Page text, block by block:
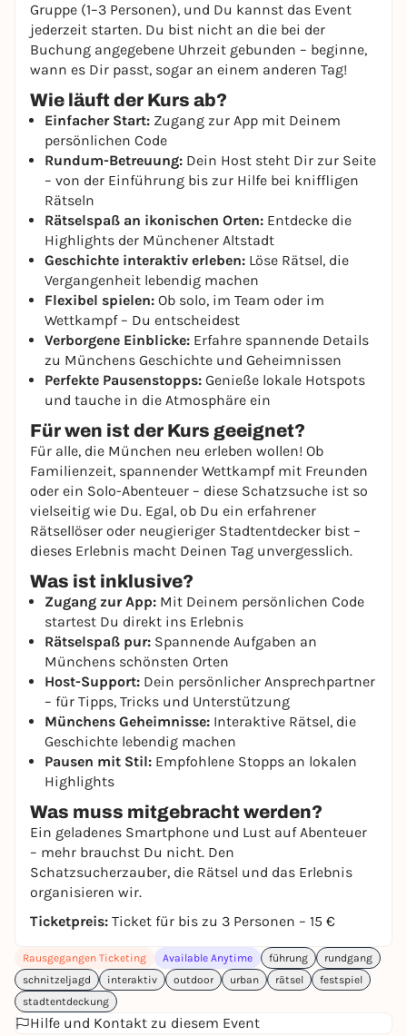
Gruppe (1–3 Personen), und Du kannst das Event
jederzeit starten. Du bist nicht an die bei der
Buchung angegebene Uhrzeit gebunden – beginne,
wann es Dir passt, sogar an einem anderen Tag!
Wie läuft der Kurs ab?
Einfacher Start: Zugang zur App mit Deinem
persönlichen Code
Rundum-Betreuung: Dein Host steht Dir zur Seite
– von der Einführung bis zur Hilfe bei kniffligen
Rätseln
Rätselspaß an ikonischen Orten: Entdecke die
Highlights der Münchener Altstadt
Geschichte interaktiv erleben: Löse Rätsel, die
Vergangenheit lebendig machen
Flexibel spielen: Ob solo, im Team oder im
Wettkampf – Du entscheidest
Verborgene Einblicke: Erfahre spannende Details
zu Münchens Geschichte und Geheimnissen
Perfekte Pausenstopps: Genieße lokale Hotspots
und tauche in die Atmosphäre ein
Für wen ist der Kurs geeignet?
Für alle, die München neu erleben wollen! Ob
Familienzeit, spannender Wettkampf mit Freunden
oder ein Solo-Abenteuer – diese Schatzsuche ist so
vielseitig wie Du. Egal, ob Du ein erfahrener
Rätsellöser oder neugieriger Stadtentdecker bist –
dieses Erlebnis macht Deinen Tag unvergesslich.
Was ist inklusive?
Zugang zur App: Mit Deinem persönlichen Code
startest Du direkt ins Erlebnis
Rätselspaß pur: Spannende Aufgaben an
Münchens schönsten Orten
Host-Support: Dein persönlicher Ansprechpartner
– für Tipps, Tricks und Unterstützung
Münchens Geheimnisse: Interaktive Rätsel, die
Geschichte lebendig machen
Pausen mit Stil: Empfohlene Stopps an lokalen
Highlights
Was muss mitgebracht werden?
Ein geladenes Smartphone und Lust auf Abenteuer
– mehr brauchst Du nicht. Den
Schatzsucherzauber, die Rätsel und das Erlebnis
organisieren wir.
Ticketpreis: Ticket für bis zu 3 Personen – 15 €
Rausgegangen Ticketing Available Anytime führung
rundgang
schnitzeljagd
interaktiv outdoor urban rätsel
festspiel
stadtentdeckung
Hilfe und Kontakt zu diesem Event